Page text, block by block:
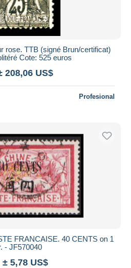
rose. TTB (signé Brun/certificat)
Cote: 525 euros
208,06 US$
Profesional
FRANCAISE. 40 CENTS on 1
- JF570040
± 5,78 US$